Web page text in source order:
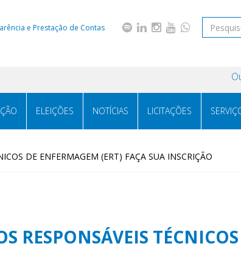
e Prestação de Contas
ELEIÇÕES NOTÍCIAS LICITAÇÕES
DE ENFERMAGEM (ERT) FAÇA SUA INSCRIÇÃO
RESPONSÁVEIS